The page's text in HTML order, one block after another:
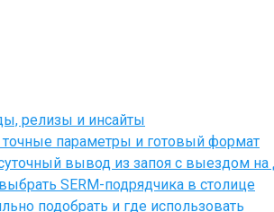
релизы и инсайты
точные параметры и готовый формат
вывод из запоя с выездом
SERM-подрядчика в столице
подобрать и где использовать